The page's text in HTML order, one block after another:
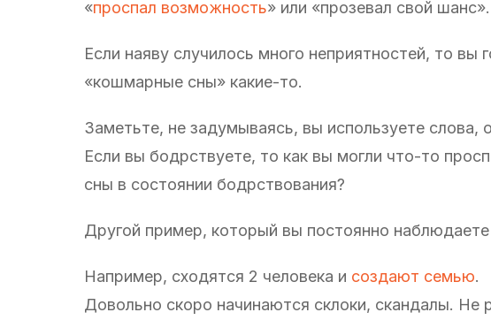
«проспал возможность» или «прозевал свой шанс».
Если наяву случилось много неприятностей, то вы
«кошмарные сны» какие-то.
Заметьте, не задумываясь, вы используете слова,
Если вы бодрствуете, то как вы могли что-то
сны в состоянии бодрствования?
Другой пример, который вы постоянно
Например, сходятся 2 человека и создают семью.
Довольно скоро начинаются склоки, скандалы. Не